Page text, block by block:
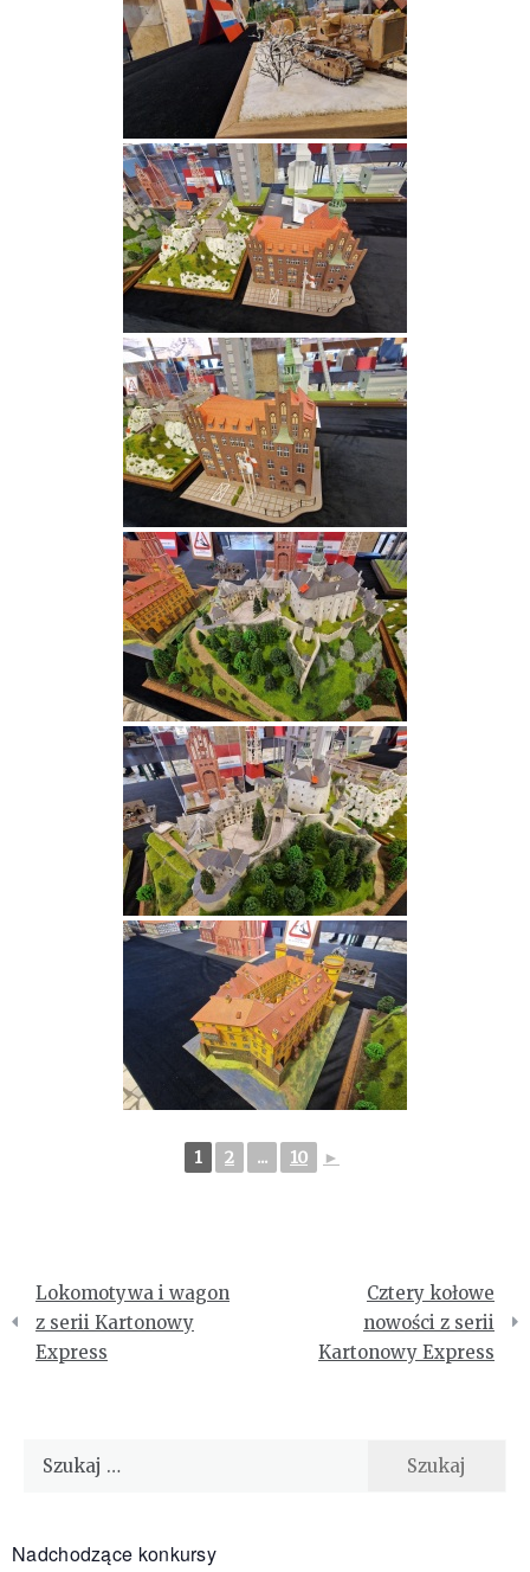
1 2 ... 10 ►
Nawigacja
wpisu
Lokomotywa i wagon
z serii Kartonowy
Express
Cztery kołowe
nowości z serii
Kartonowy Express
Szukaj:
Nadchodzące konkursy